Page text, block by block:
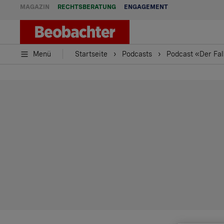
MAGAZIN RECHTSBERATUNG ENGAGEMENT
Menü Startseite Podcasts Podcast «Der